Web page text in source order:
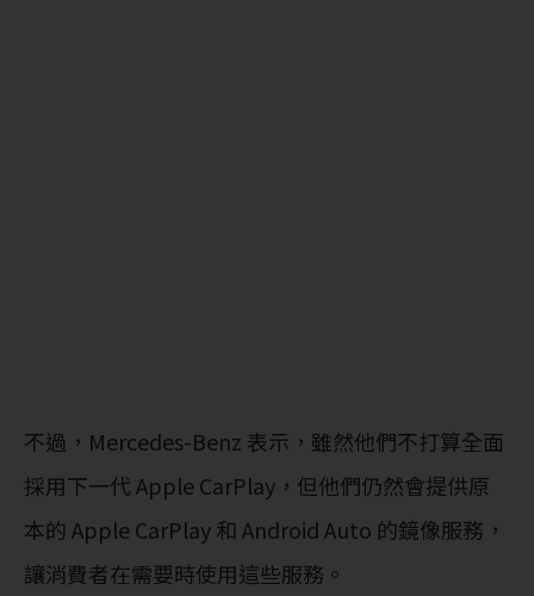
不過，Mercedes-Benz 表示，雖然他們不打算全面
採用下一代 Apple CarPlay，但他們仍然會提供原
本的 Apple CarPlay 和 Android Auto 的鏡像服務，
讓消費者在需要時使用這些服務。